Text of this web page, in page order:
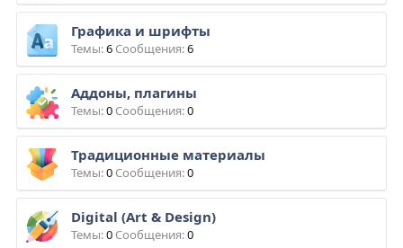
Графика и шрифты
Темы 6 Сообщения 6
Аддоны, плагины
Темы 0 Сообщения 0
Традиционные материалы
Темы 0 Сообщения 0
Digital (Art & Design)
Темы 0 Сообщения 0